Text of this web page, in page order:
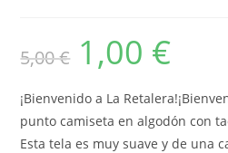
5,00€
El
precio
original
5,00 €.
1,00 €
1,00 €.
¡Bienvenido a La
punto camiseta en algodón con
Esta tela es muy suave y de una